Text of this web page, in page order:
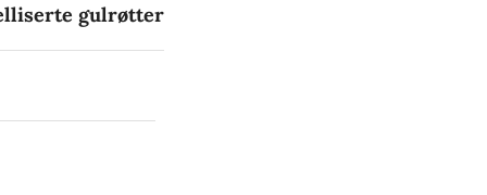
innlegg:
gulrøtter